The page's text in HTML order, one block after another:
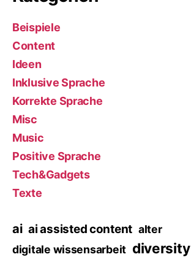
Beispiele
Content
Ideen
Inklusive Sprache
Korrekte Sprache
Misc
Music
Positive Sprache
Tech&Gadgets
Texte
ai ai assisted content alter
digitale wissensarbeit diversity